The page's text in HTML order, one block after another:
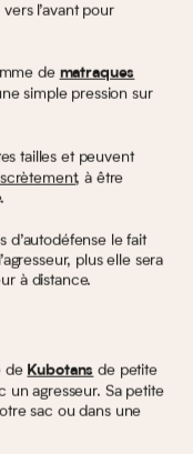
l’avant pour
de matraques
simple pression sur
tailles et peuvent
, à être
d’autodéfense le fait
plus elle sera
à distance.
de Kubotans de petite
un agresseur. Sa petite
sac ou dans une